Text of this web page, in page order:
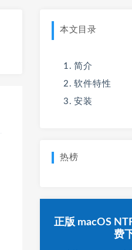
本文目录
简介
软件特性
安装
热榜
正版 macOS
费